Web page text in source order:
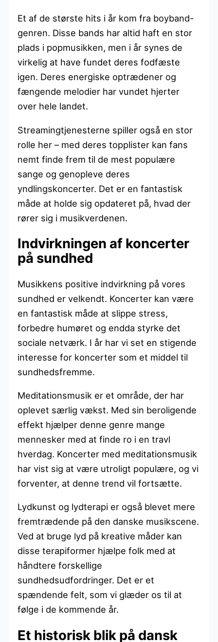
Et af de største hits i år kom fra boyband-
genren. Disse bands har altid haft en stor
plads i popmusikken, men i år synes de
virkelig at have fundet deres fodfæste
igen. Deres energiske optrædener og
fængende melodier har vundet hjerter
over hele landet.
Streamingtjenesterne spiller også en stor
rolle her – med deres topplister kan fans
nemt finde frem til de mest populære
sange og genopleve deres
yndlingskoncerter. Det er en fantastisk
måde at holde sig opdateret på, hvad der
rører sig i musikverdenen.
Indvirkningen af koncerter
på sundhed
Musikkens positive indvirkning på vores
sundhed er velkendt. Koncerter kan være
en fantastisk måde at slippe stress,
forbedre humøret og endda styrke det
sociale netværk. I år har vi set en stigende
interesse for koncerter som et middel til
sundhedsfremme.
Meditationsmusik er et område, der har
oplevet særlig vækst. Med sin beroligende
effekt hjælper denne genre mange
mennesker med at finde ro i en travl
hverdag. Koncerter med meditationsmusik
har vist sig at være utroligt populære, og vi
forventer, at denne trend vil fortsætte.
Lydkunst og lydterapi er også blevet mere
fremtrædende på den danske musikscene.
Ved at bruge lyd på kreative måder kan
disse terapiformer hjælpe folk med at
håndtere forskellige
sundhedsudfordringer. Det er et
spændende felt, som vi glæder os til at
følge i de kommende år.
Et historisk blik på dansk